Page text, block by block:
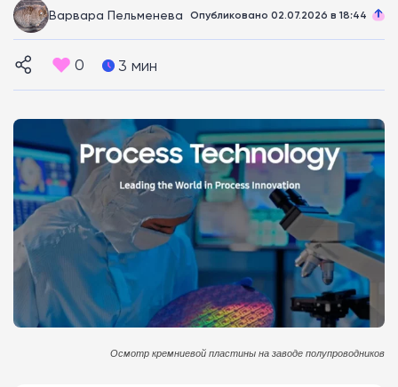
Варвара Пельменева Опубликовано 02.07.2026 в 18:44
0 3 мин
Осмотр кремниевой пластины на заводе полупроводников